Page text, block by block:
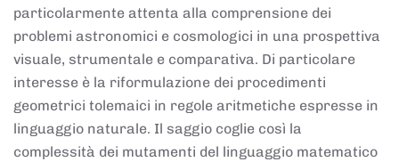
particolarmente attenta alla comprensione dei
problemi astronomici e cosmologici in una prospettiva
visuale, strumentale e comparativa. Di particolare
interesse è la riformulazione dei procedimenti
geometrici tolemaici in regole aritmetiche espresse in
linguaggio naturale. Il saggio coglie così la
complessità dei mutamenti del linguaggio matematico